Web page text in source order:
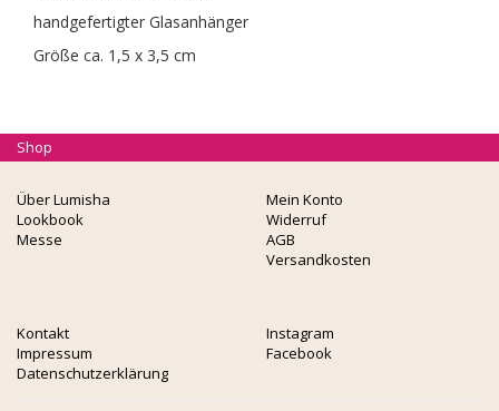
handgefertigter Glasanhänger
Größe ca. 1,5 x 3,5 cm
Über Lumisha
Lookbook
Messe
Mein Konto
Widerruf
AGB
Versandkosten
Kontakt
Impressum
Datenschutzerklärung
Instagram
Facebook
Shop